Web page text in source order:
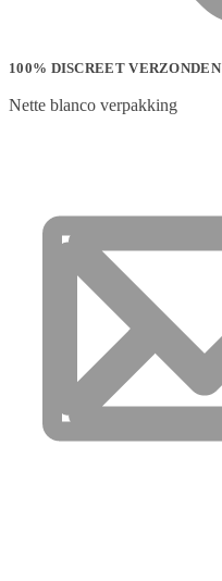
100% DISCREET VERZONDEN
Nette blanco verpakking